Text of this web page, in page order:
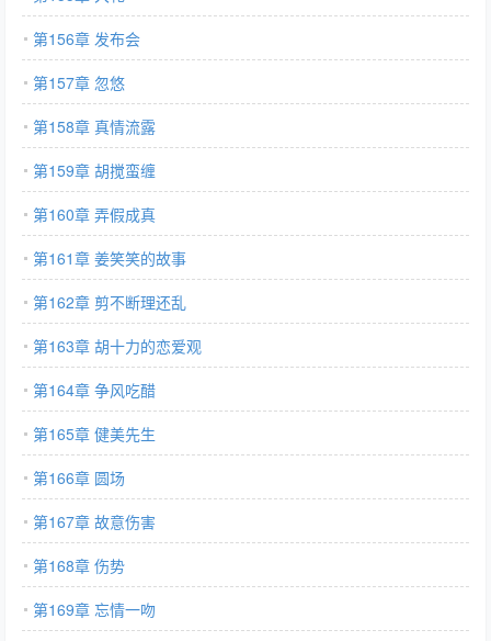
第156章 发布会
第157章 忽悠
第158章 真情流露
第159章 胡搅蛮缠
第160章 弄假成真
第161章 姜笑笑的故事
第162章 剪不断理还乱
第163章 胡十力的恋爱观
第164章 争风吃醋
第165章 健美先生
第166章 圆场
第167章 故意伤害
第168章 伤势
第169章 忘情一吻